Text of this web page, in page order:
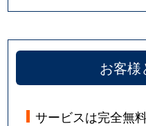
お客様
サービスは完全無